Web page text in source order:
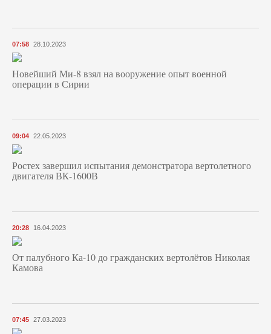
07:58 28.10.2023
Новейший Ми-8 взял на вооружение опыт военной
операции в Сирии
09:04 22.05.2023
Ростех завершил испытания демонстратора вертолетного
двигателя ВК-1600В
20:28 16.04.2023
От палубного Ка-10 до гражданских вертолётов Николая
Камова
07:45 27.03.2023